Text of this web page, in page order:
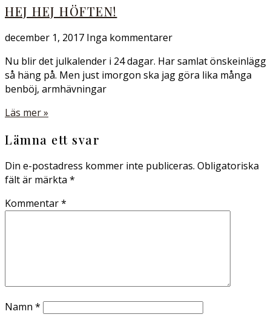
HEJ HEJ HÖFTEN!
december 1, 2017 Inga kommentarer
Nu blir det julkalender i 24 dagar. Har samlat önskeinlägg
så häng på. Men just imorgon ska jag göra lika många
benböj, armhävningar
Läs mer »
Lämna ett svar
Din e-postadress kommer inte publiceras. Obligatoriska
fält är märkta *
Kommentar*
Namn *